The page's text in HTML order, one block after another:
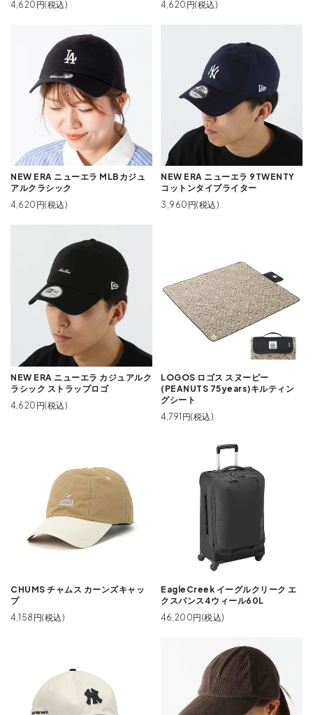
4,620円(税込) 4,620円(税込)
NEW ERA ニューエラ MLBカジュ
アルクラシック
4,620円(税込)
NEW ERA ニューエラ 9TWENTY
コットンタイプライター
3,960円(税込)
NEW ERA ニューエラ カジュアルク
ラシック ストラップロゴ
4,620円(税込)
LOGOS ロゴス スヌーピー
(PEANUTS 75years)キルティン
グシート
4,791円(税込)
CHUMS チャムス カーンズキャッ
プ
4,158円(税込)
EagleCreek イーグルクリーク エ
クスパンス4ウィール60L
46,200円(税込)